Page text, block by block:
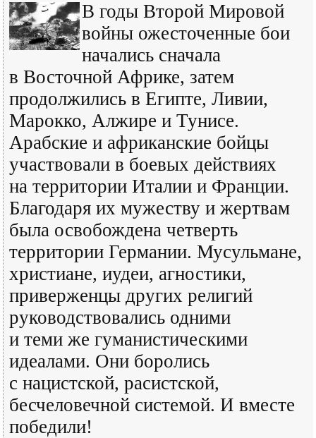
В годы Второй Мировой
войны ожесточенные бои
начались сначала
в Восточной Африке, затем
продолжились в Египте, Ливии,
Марокко, Алжире и Тунисе.
Арабские и африканские бойцы
участвовали в боевых действиях
на территории Италии и Франции.
Благодаря их мужеству и жертвам
была освобождена четверть
территории Германии. Мусульмане,
христиане, иудеи, агностики,
приверженцы других религий
руководствовались одними
и теми же гуманистическими
идеалами. Они боролись
с нацистской, расистской,
бесчеловечной системой. И вместе
победили!